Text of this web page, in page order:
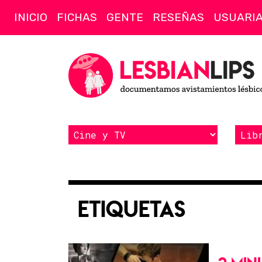
INICIO FICHAS GENTE RESEÑAS
Etiquetas